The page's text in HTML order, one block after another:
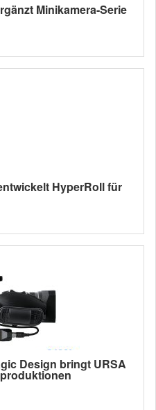
Minikamera-Serie
HyperRoll für
Design bringt URSA